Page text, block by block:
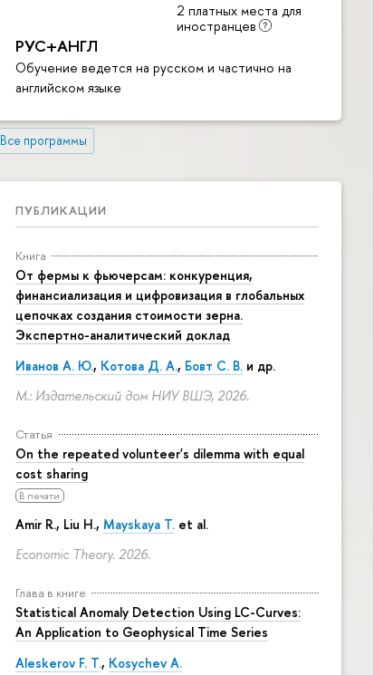
2 платных места для
иностранцев
РУС+АНГЛ
Обучение ведется на русском и частично на
английском языке
Все программы
ПУБЛИКАЦИИ
Книга
От фермы к фьючерсам: конкуренция,
финансиализация и цифровизация в глобальных
цепочках создания стоимости зерна.
Экспертно-аналитический доклад
Иванов А. Ю., Котова Д. А., Бовт С. В. и др.
М.: Издательский дом НИУ ВШЭ, 2026.
Статья
On the repeated volunteer's dilemma with equal
cost sharing
В печати
Amir R., Liu H., Mayskaya T. et al.
Economic Theory. 2026.
Глава в книге
Statistical Anomaly Detection Using LC-Curves:
An Application to Geophysical Time Series
Aleskerov F. T., Kosychev A.